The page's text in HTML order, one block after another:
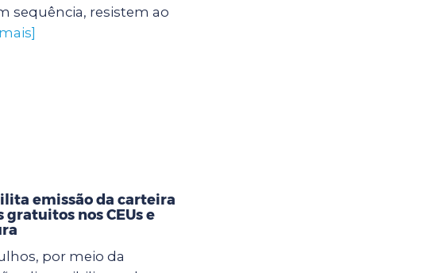
sequência, resistem ao
emissão da carteira
gratuitos nos CEUs e
por meio da